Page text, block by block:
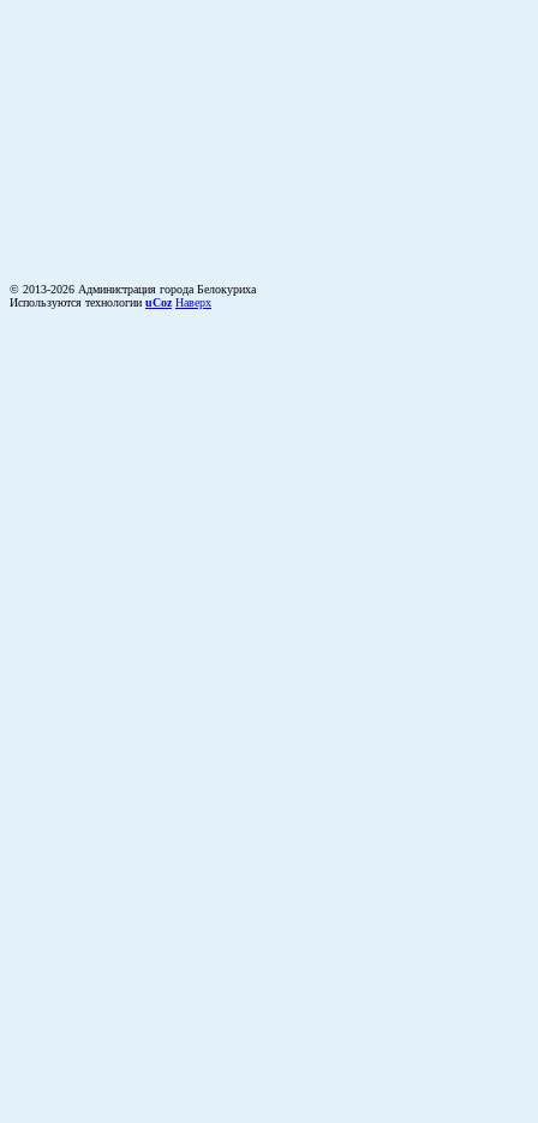
© 2013-2026 Администрация города Белокуриха
Используются технологии uCoz Наверх